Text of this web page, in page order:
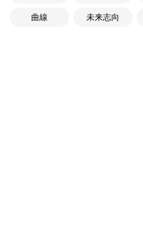
曲線 未来志向